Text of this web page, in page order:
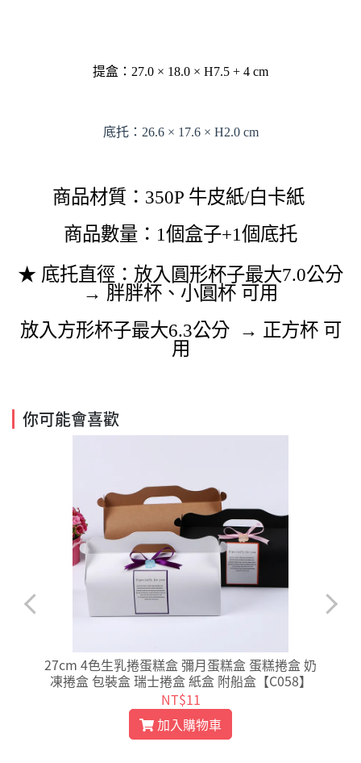
提盒：27.0 × 18.0 × H7.5 + 4 cm
底托：26.6 × 17.6 × H2.0 cm
商品材質：350P 牛皮紙/白卡紙
商品數量：1個盒子+1個底托
★ 底托直徑：放入圓形杯子最大7.0公分
→ 胖胖杯、小圓杯 可用
放入方形杯子最大6.3公分 → 正方杯 可
用
你可能會喜歡
27cm 4色生乳捲蛋糕盒 彌月蛋糕盒 蛋糕捲盒 奶
凍捲盒 包裝盒 瑞士捲盒 紙盒 附船盒【C058】
NT$11
加入購物車